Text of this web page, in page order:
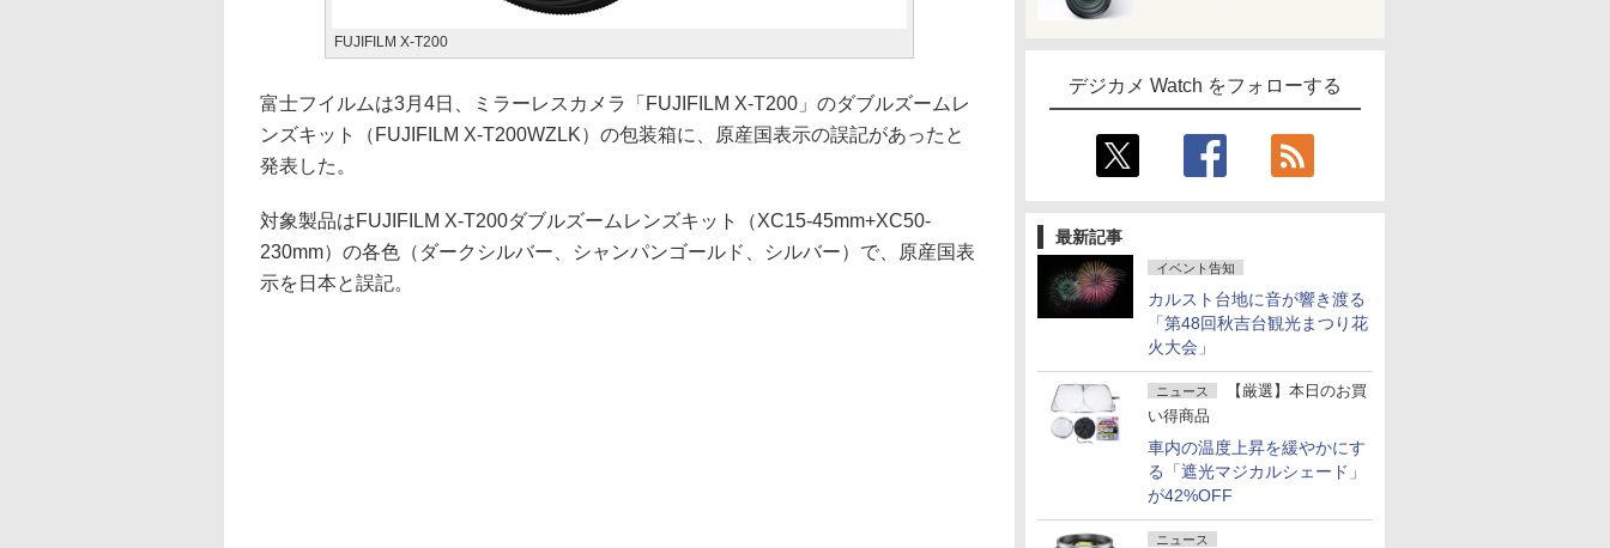
デジカメ Watch をフォローする
最新記事
イベント告知
カルスト台地に音が響き渡る
「第48回秋吉台観光まつり花
火大会」
ニュース
【厳選】本日のお買
い得商品
車内の温度上昇を緩やかにす
る「遮光マジカルシェード」
が42%OFF
ニュース
FUJIFILM X-T200
富士フイルムは3月4日、ミラーレスカメラ「FUJIFILM X-T200」のダブルズームレ
ンズキット（FUJIFILM X-T200WZLK）の包装箱に、原産国表示の誤記があったと
発表した。
対象製品はFUJIFILM X-T200ダブルズームレンズキット（XC15-45mm+XC50-
230mm）の各色（ダークシルバー、シャンパンゴールド、シルバー）で、原産国表
示を日本と誤記。